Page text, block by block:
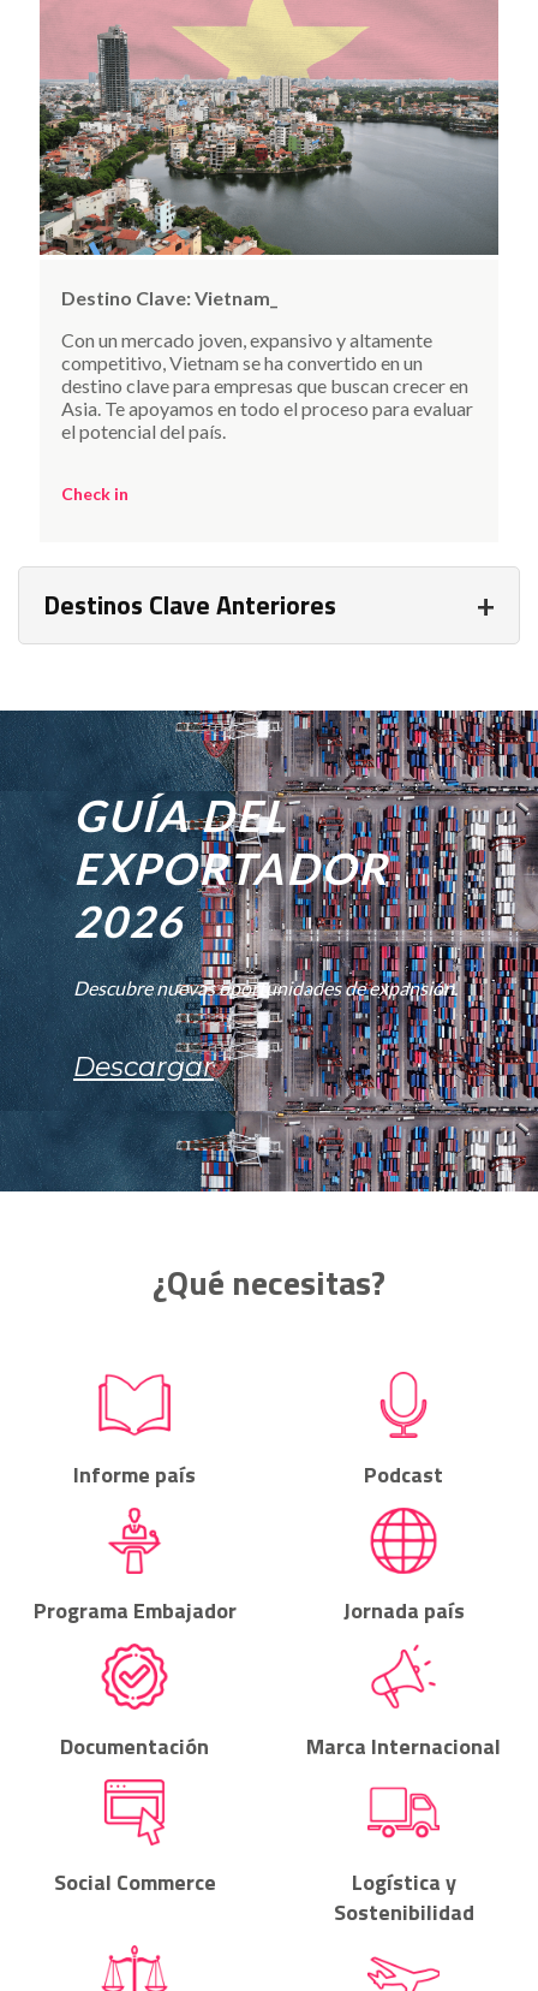
Destino Clave:Vietnam_
Con un mercado joven, expansivo y altamente
competitivo, Vietnam se ha convertido en un
destino clave para empresas que buscan crecer en
Asia. Te apoyamos en todo el proceso para evaluar
el potencial del país.
Check in
Destinos Clave Anteriores +
GUÍA DEL
EXPORTADOR
2026
Descubre nuevas oportunidades de expansión.
Descargar
¿Qué necesitas?
Informe país Podcast
Programa Embajador Jornada país
Documentación Marca Internacional
Social Commerce
Logística y
Sostenibilidad